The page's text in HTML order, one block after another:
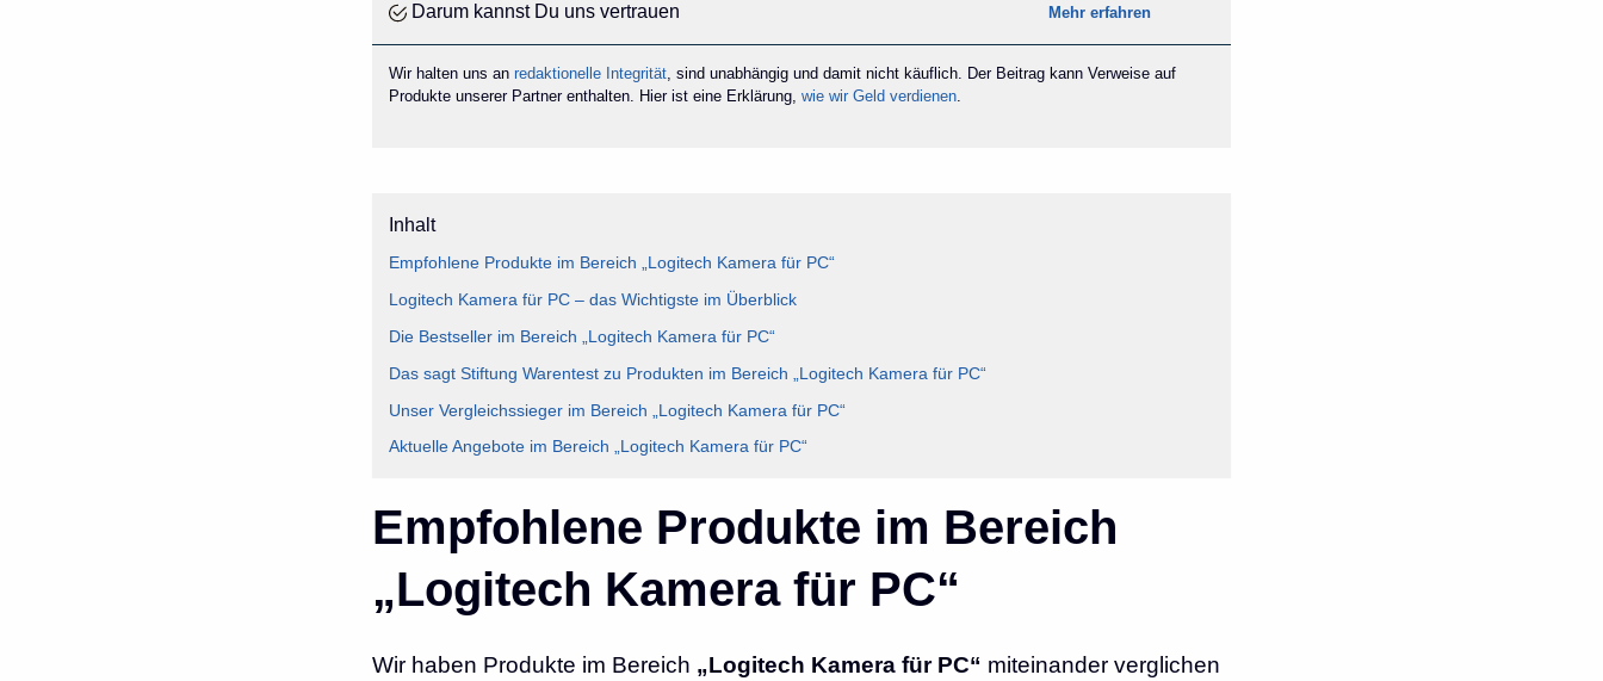
Darum kannst Du uns vertrauen Mehr erfahren
Wir halten uns anredaktionelle Integrität, sind unabhängig und damit nicht käuflich. Der Beitrag kann Verweise auf
Produkte unserer Partner enthalten. Hier ist eine Erklärung,wie wir Geld verdienen.
Inhalt
Empfohlene Produkte im Bereich „Logitech Kamera für PC“
Logitech Kamera für PC – das Wichtigste im Überblick
Die Bestseller im Bereich „Logitech Kamera für PC“
Das sagt Stiftung Warentest zu Produkten im Bereich „Logitech Kamera für PC“
Unser Vergleichssieger im Bereich „Logitech Kamera für PC“
Aktuelle Angebote im Bereich „Logitech Kamera für PC“
Empfohlene Produkte im Bereich
„Logitech Kamera für PC“
Wir haben Produkte im Bereich „Logitech Kamera für PC“ miteinander verglichen